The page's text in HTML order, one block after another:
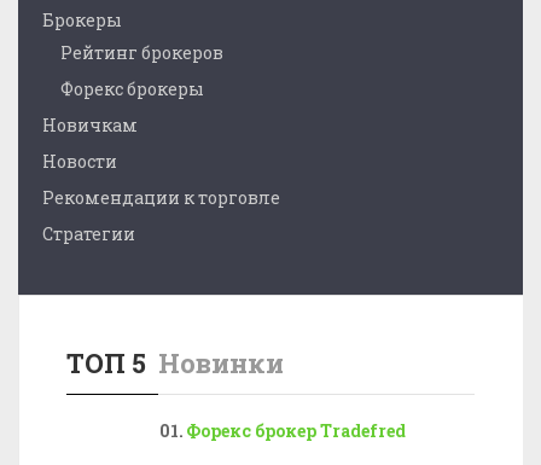
Брокеры
Рейтинг брокеров
Форекс брокеры
Новичкам
Новости
Рекомендации к торговле
Стратегии
ТОП 5 Новинки
Форекс брокер Tradefred